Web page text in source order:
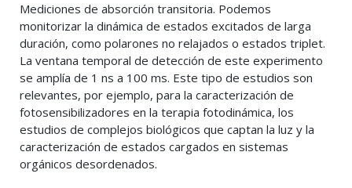
Mediciones de absorción transitoria. Podemos
monitorizar la dinámica de estados excitados de larga
duración, como polarones no relajados o estados triplet.
La ventana temporal de detección de este experimento
se amplía de 1 ns a 100 ms. Este tipo de estudios son
relevantes, por ejemplo, para la caracterización de
fotosensibilizadores en la terapia fotodinámica, los
estudios de complejos biológicos que captan la luz y la
caracterización de estados cargados en sistemas
orgánicos desordenados.